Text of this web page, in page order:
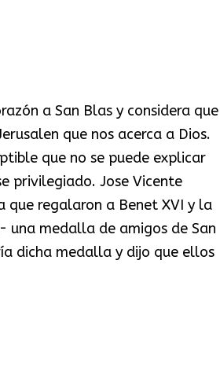
a San Blas y considera que
que nos acerca a Dios.
que no se puede explicar
privilegiado. Jose Vicente
que regalaron a Benet XVI y la
una medalla de amigos de San
dicha medalla y dijo que ellos